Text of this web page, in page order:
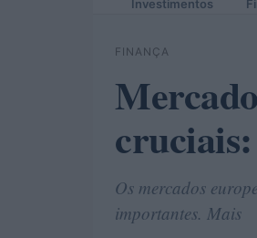
Investimentos
FINANÇA
Os mercados
importantes. Mais